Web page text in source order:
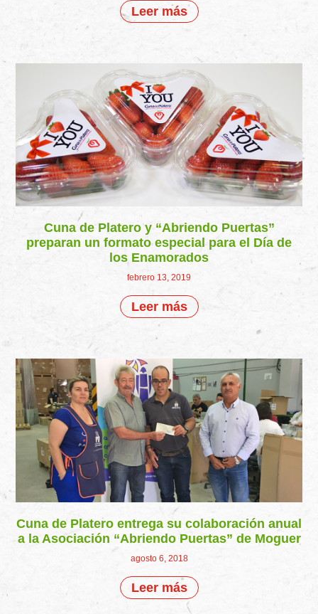
Leer más
Cuna de Platero y “Abriendo Puertas”
preparan un formato especial para el Día de
los Enamorados
febrero 13, 2019
Leer más
Cuna de Platero entrega su colaboración anual
a la Asociación “Abriendo Puertas” de Moguer
agosto 6, 2018
Leer más